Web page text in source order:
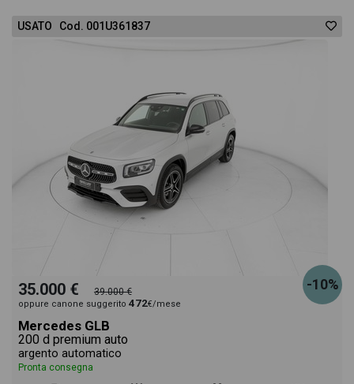
USATO Cod. 001U361837
-10%
35.000 € 39.000 €
oppure canone suggerito 472€/mese
Mercedes GLB
200 d premium auto
argento automatico
Pronta consegna